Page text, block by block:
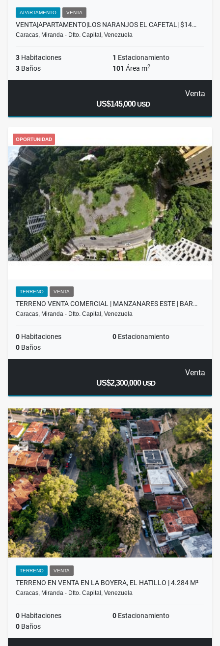
APARTAMENTO VENTA
VENTA|APARTAMENTO|LOS NARANJOS EL CAFETAL| $14…
Caracas, Miranda - Dtto. Capital, Venezuela
3 Habitaciones 1 Estacionamiento
3 Baños 101 Área m2
Venta
US$145,000USD
OPORTUNIDAD
TERRENO VENTA
TERRENO VENTA COMERCIAL | MANZANARES ESTE | BAR…
Caracas, Miranda - Dtto. Capital, Venezuela
0 Habitaciones 0 Estacionamiento
0 Baños
Venta
US$2,300,000USD
TERRENO VENTA
TERRENO EN VENTA EN LA BOYERA, EL HATILLO | 4.284 M²
Caracas, Miranda - Dtto. Capital, Venezuela
0 Habitaciones 0 Estacionamiento
0 Baños